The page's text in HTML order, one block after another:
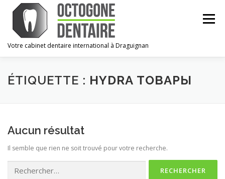
Votre cabinet dentaire international à Draguignan
Menu
ACCUEIL LE CABINET L’ÉQUIPE URGENCES
ÉTIQUETTE : HYDRA ТОВАРЫ
Aucun résultat
Il semble que rien ne soit trouvé pour votre recherche.